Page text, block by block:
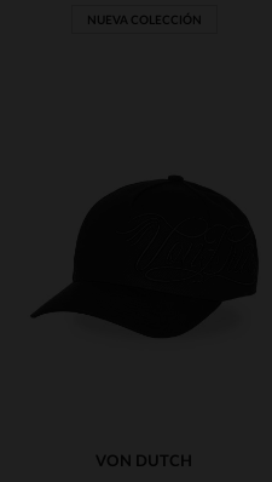
TALLAS DISPONIBLES
NUEVA COLECCIÓN
VON DUTCH